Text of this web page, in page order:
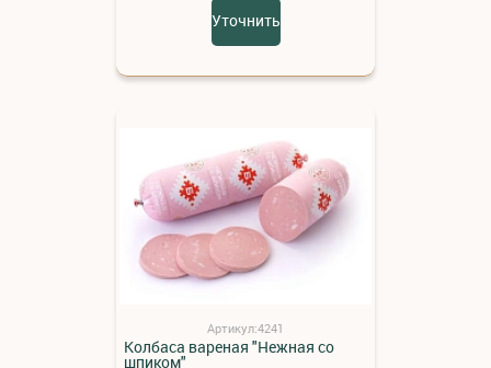
Уточнить
Артикул:4241
Колбаса вареная "Нежная со
шпиком"